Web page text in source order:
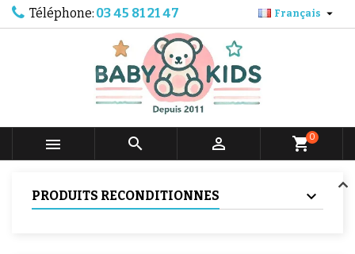
Téléphone: 03 45 81 21 47 Français 
   shopping_cart0
PRODUITS RECONDITIONNES